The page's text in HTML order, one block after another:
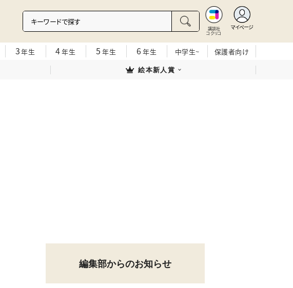
講談社
コクリコ
マイページ
3年生 4年生 5 年生 6 年生 中学生~
保護者向け
絵本新人賞
編集部からのお知らせ